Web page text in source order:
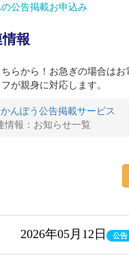
公告掲載お申込み
報
らから！お急ぎの場合は
が親身に対応します。
かんぽう公告掲載サービス
情報：お知らせ一覧
2026年05月12日 公告